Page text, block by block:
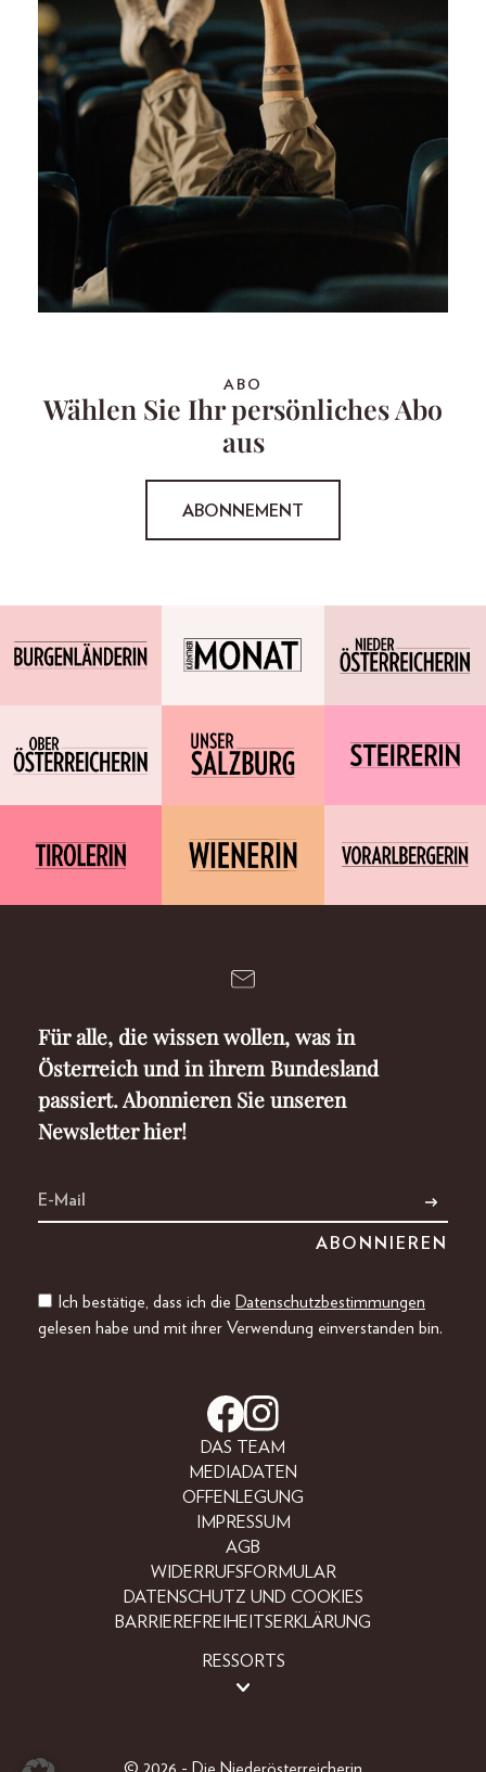
ABO
Wählen Sie Ihr persönliches Abo
aus
ABONNEMENT
Für alle, die wissen wollen, was in
Österreich und in ihrem Bundesland
passiert. Abonnieren Sie unseren
Newsletter hier!
Ich bestätige, dass ich die Datenschutzbestimmungen
gelesen habe und mit ihrer Verwendung einverstanden bin.
DAS TEAM
MEDIADATEN
OFFENLEGUNG
IMPRESSUM
AGB
WIDERRUFSFORMULAR
DATENSCHUTZ UND COOKIES
BARRIEREFREIHEITSERKLÄRUNG
RESSORTS